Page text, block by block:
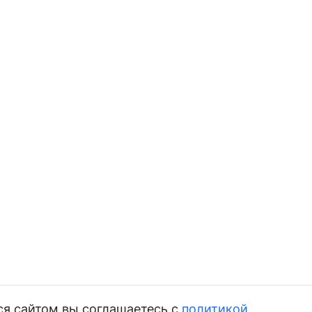
сайтом вы соглашаетесь с политикой